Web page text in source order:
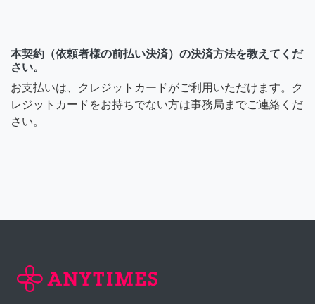
本契約（依頼者様の前払い決済）の決済方法を教えてくだ
さい。
お支払いは、クレジットカードがご利用いただけます。ク
レジットカードをお持ちでない方は事務局までご連絡くだ
さい。